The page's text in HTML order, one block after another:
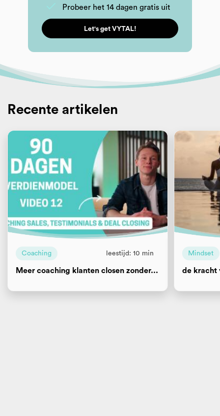
Probeer het 14 dagen gratis uit
Let's get VYTAL!
Recente artikelen
Coaching leestijd: 10 min
Meer coaching klanten closen zonder...
Mindset
de kracht